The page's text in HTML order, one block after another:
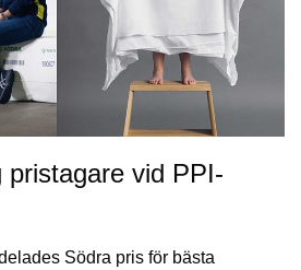
pristagare vid PPI-
Södra pris för bästa